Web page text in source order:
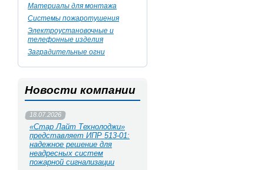
Материалы для монтажа
Системы пожаротушения
Электроустановочные и
телефонные изделия
Заградительные огни
Новости компании
18.07.2026
«Стар Лайт Технолоджи»
представляет ИПР 513‑01:
надежное решение для
неадресных систем
пожарной сигнализации